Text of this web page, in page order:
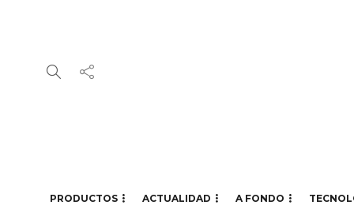
PRODUCTOS ACTUALIDAD A FONDO